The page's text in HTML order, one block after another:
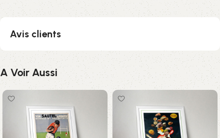
Avis clients
A Voir Aussi